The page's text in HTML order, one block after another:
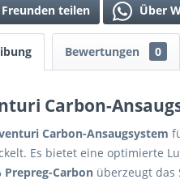
teilen Über
Bewertungen 0
Carbon-
Carbon-Ansaugsystem
Es bietet eine optimierte
Prepreg-Carbon überzeugt das